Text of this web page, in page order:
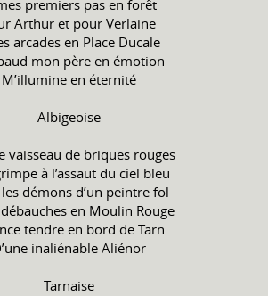
premiers pas en forêt
Arthur et pour Verlaine
arcades en Place Ducale
mon père en émotion
M’illumine en éternité
Albigeoise
vaisseau de briques rouges
à l’assaut du ciel bleu
démons d’un peintre fol
débauches en Moulin Rouge
tendre en bord de Tarn
inaliénable Aliénor
Tarnaise